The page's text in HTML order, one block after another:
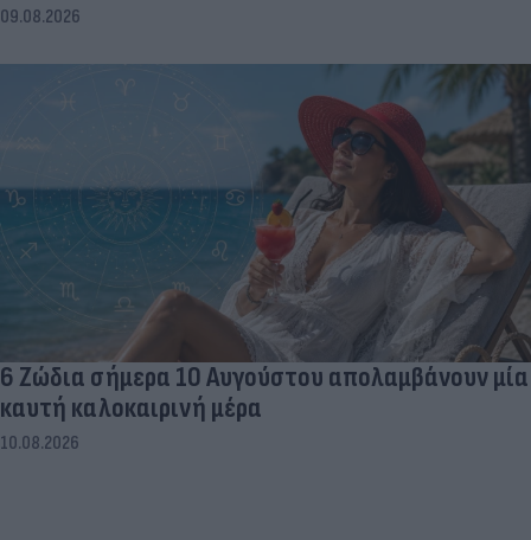
09.08.2026
6 Ζώδια σήμερα 10 Αυγούστου απολαμβάνουν μία
καυτή καλοκαιρινή μέρα
10.08.2026